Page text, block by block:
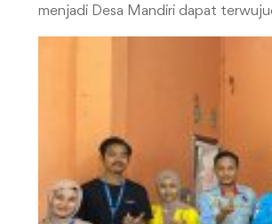
menjadi Desa Mandiri dapat